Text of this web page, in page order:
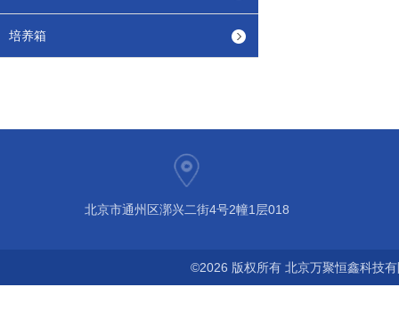
培养箱
北京市通州区漷兴二街4号2幢1层018
©2026 版权所有 北京万聚恒鑫科技